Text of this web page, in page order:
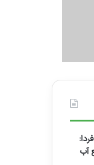
آب